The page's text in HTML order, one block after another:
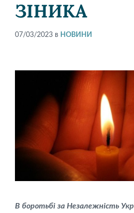
ЗІНИКА
07/03/2023 в НОВИНИ
В боротьбі за Незалежність